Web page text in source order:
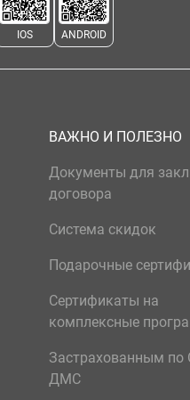
IOS ANDROID
ВАЖНО И ПОЛЕЗНО
Документы для
договора
Система скидок
Подарочные
Сертификаты на
комплексные
Застрахованным
ДМС